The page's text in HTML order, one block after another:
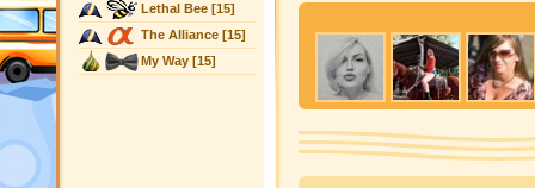
Lethal Bee[15]
The Alliance[15]
My Way[15]